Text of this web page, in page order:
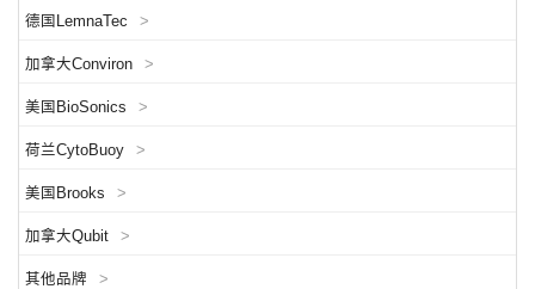
德国LemnaTec >
加拿大Conviron >
美国BioSonics >
荷兰CytoBuoy >
美国Brooks >
加拿大Qubit >
其他品牌 >